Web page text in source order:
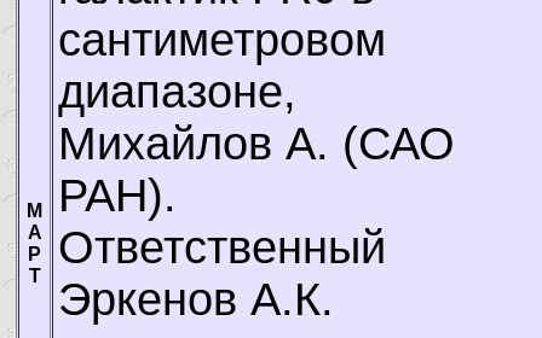
М
А
Р
Т
сантиметровом
диапазоне,
Михайлов А. (САО
РАН).
Ответственный
Эркенов А.К.